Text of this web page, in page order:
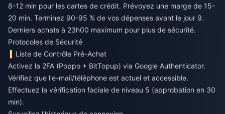
8-12 min pour les cartes de crédit. Prévoyez une marge de 15-
20 min. Terminez 90-95 % de vos dépenses avant le jour 9.
Derniers achats à 23h00 maximum pour plus de sécurité.
Protocoles de Sécurité
Liste de Contrôle Pré-Achat
Activez la 2FA (Poppo + BitTopup) via Google Authenticator.
Vérifiez que l'e-mail/téléphone est actuel et accessible.
Effectuez la vérification faciale de niveau 5 (approbation en 30
min).